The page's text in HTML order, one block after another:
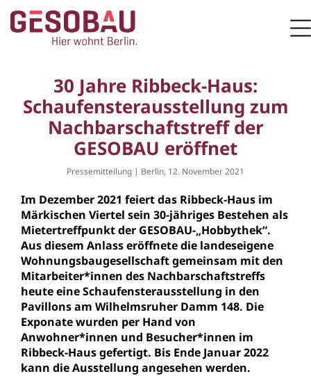
ZUM HAUPTINHALT SPRINGEN
Zur Startseite
30 Jahre Ribbeck-Haus:
Schaufensterausstellung zum
Nachbarschaftstreff der
GESOBAU eröffnet
Pressemitteilung | Berlin, 12. November 2021
Im Dezember 2021 feiert das Ribbeck-Haus im
Märkischen Viertel sein 30-jähriges Bestehen als
Mietertreffpunkt der GESOBAU-„Hobbythek“.
Aus diesem Anlass eröffnete die landeseigene
Wohnungsbaugesellschaft gemeinsam mit den
Mitarbeiter*innen des Nachbarschaftstreffs
heute eine Schaufensterausstellung in den
Pavillons am Wilhelmsruher Damm 148. Die
Exponate wurden per Hand von
Anwohner*innen und Besucher*innen im
Ribbeck-Haus gefertigt. Bis Ende Januar 2022
kann die Ausstellung angesehen werden.